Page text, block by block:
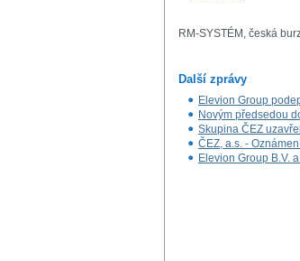
RM-SYSTÉM, česká
Další zprávy
Elevion Group
Novým předsedou
Skupina ČEZ
ČEZ, a.s. -
Elevion Group B.V.